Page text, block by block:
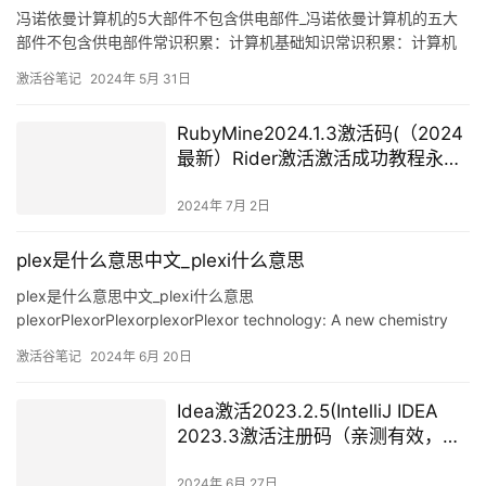
冯诺依曼计算机的5大部件不包含供电部件_冯诺依曼计算机的五大
部件不包含供电部件常识积累：计算机基础知识常识积累：计算机
世界上第一台计算机，开辟了计算机技术的新纪元。2.计算机之父：
分，程序控制。3.计算机发展阶
激活谷笔记 2024年 5月 31日
RubyMine2024.1.3激活码(（2024
最新）Rider激活激活成功教程永久
win+mac）)
2024年 7月 2日
plex是什么意思中文_plexi什么意思
plex是什么意思中文_plexi什么意思
plexorPlexorPlexorplexorPlexor technology: A new chemistry
healingDevelopment of a Plexor r
激活谷笔记 2024年 6月 20日
Idea激活2023.2.5(IntelliJ IDEA
2023.3激活注册码（亲测有效，永